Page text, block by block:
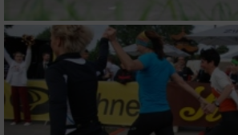
Verwendung genauer Standortdaten
Geräte anhand von aktiv angeforderten
Informationen identifizieren
Nicht-IAB-Verarbeitungszwecke: